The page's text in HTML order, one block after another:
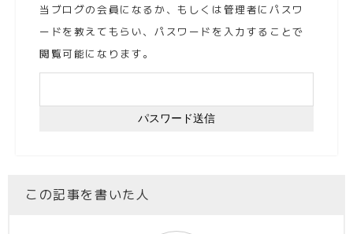
当ブログの会員になるか、もしくは管理者にパスワ
ードを教えてもらい、パスワードを入力することで
閲覧可能になります。
この記事を書いた人